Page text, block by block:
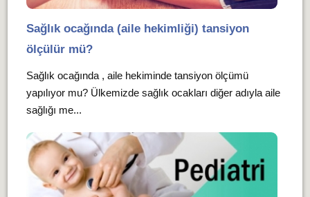
Sağlık ocağında (aile hekimliği) tansiyon
ölçülür mü?
Sağlık ocağında , aile hekiminde tansiyon ölçümü
yapılıyor mu? Ülkemizde sağlık ocakları diğer adıyla aile
sağlığı me...